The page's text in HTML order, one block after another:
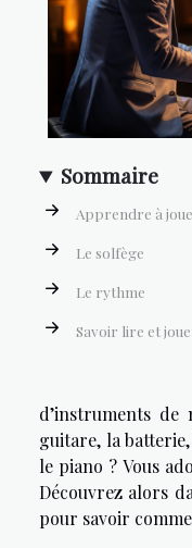
Sommaire
Apprendre à
Le solfège
Le rythme
Savoir lire et
d’instruments
guitare, la
le piano ? Vous
Découvrez alors
pour savoir